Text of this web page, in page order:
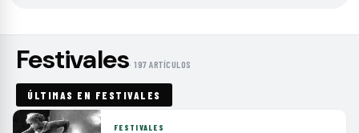
Festivales· 197 ARTÍCULOS
ÚLTIMAS EN FESTIVALES
FESTIVALES